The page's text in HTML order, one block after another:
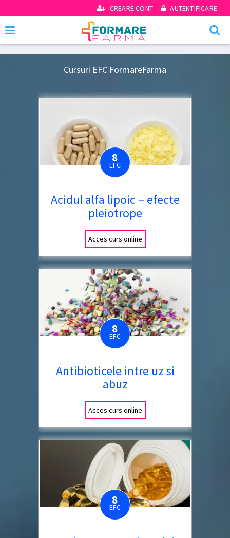
CREARE CONT AUTENTIFICARE
Cursuri EFC FormareFarma
8
EFC
Acidul alfa lipoic – efecte
pleiotrope
Acces curs online
8
EFC
Antibioticele intre uz si
abuz
Acces curs online
8
EFC